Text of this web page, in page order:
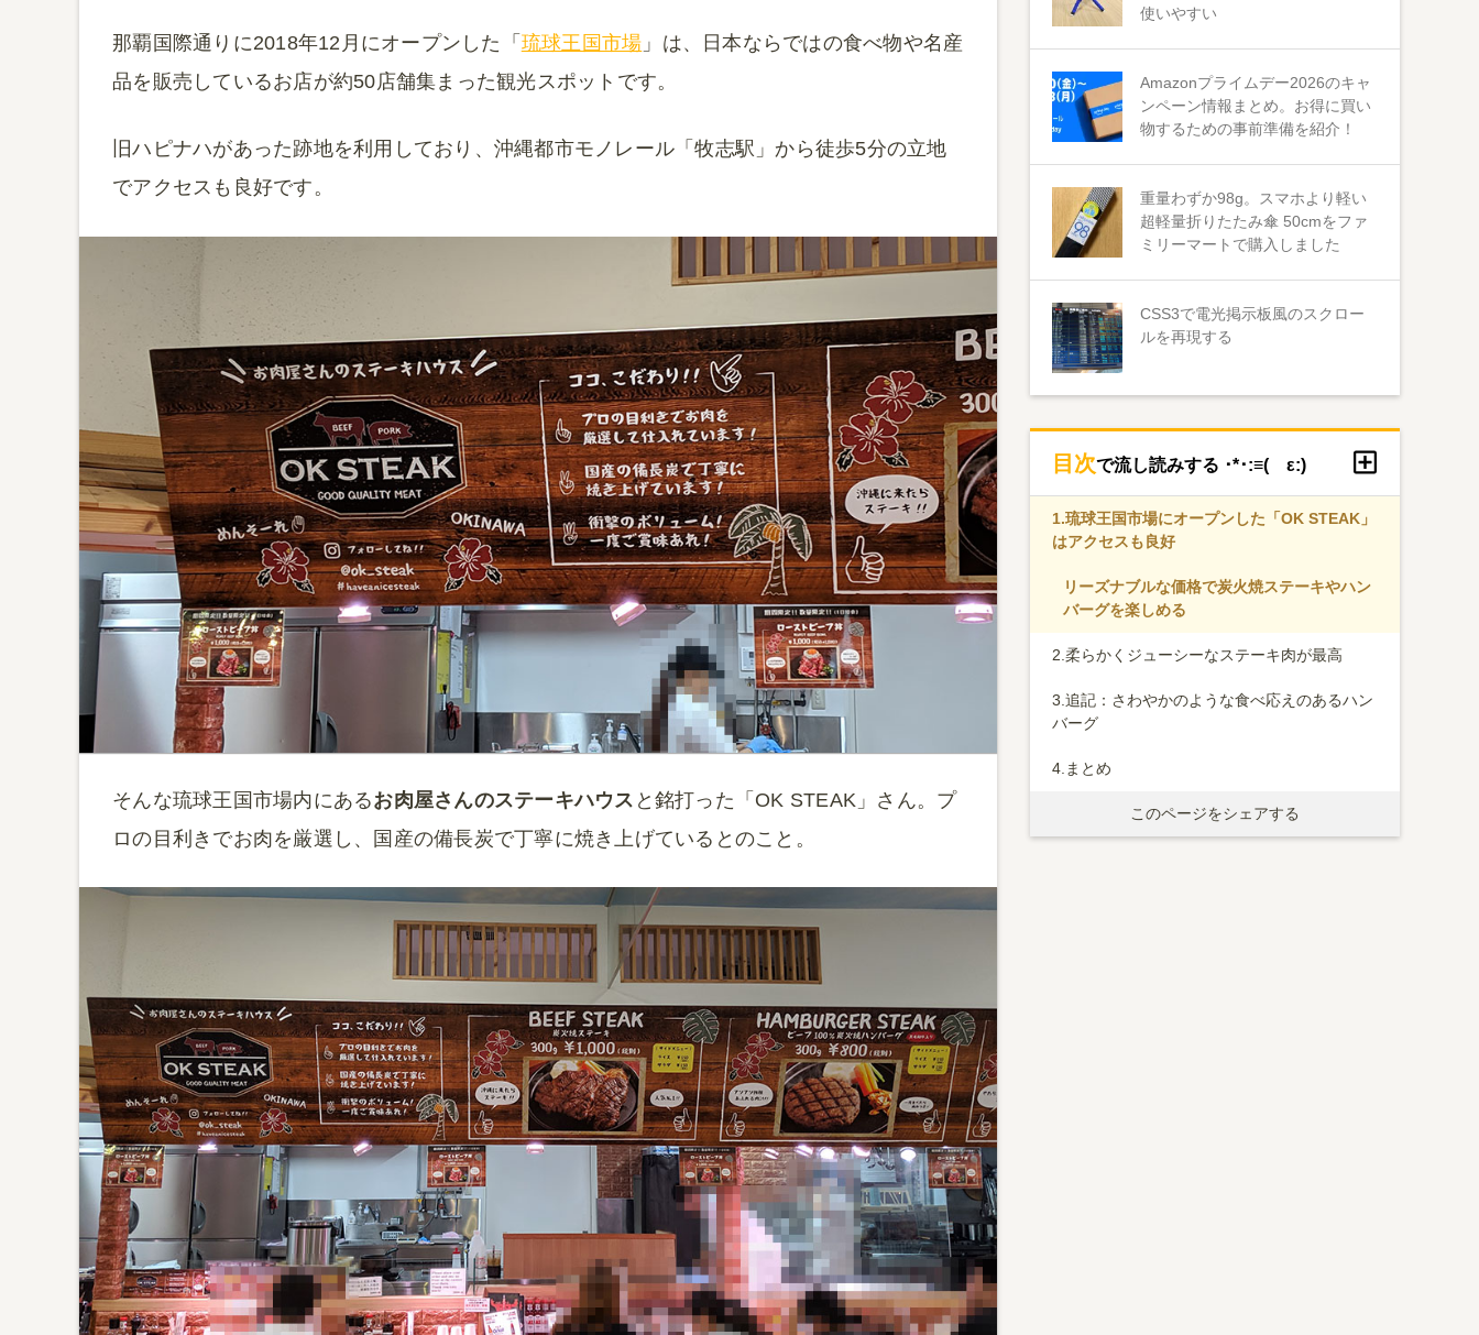
那覇国際通りに2018年12月にオープンした「 琉球王国市場 」は、日本ならではの食べ物や名産
品を販売しているお店が約50店舗集まった観光スポットです。
旧ハピナハがあった跡地を利用しており、沖縄都市モノレール「牧志駅」から徒歩5分の立地
でアクセスも良好です。
そんな琉球王国市場内にあるお肉屋さんのステーキハウス と銘打った「OK STEAK」さん。プ
ロの目利きでお肉を厳選し、国産の備長炭で丁寧に焼き上げているとのこと。
使いやすい
Amazonプライムデー2026のキャ
ンペーン情報まとめ。お得に買い
物するための事前準備を紹介！
重量わずか98g。スマホより軽い
超軽量折りたたみ傘 50cmをファ
ミリーマートで購入しました
CSS3で電光掲示板風のスクロー
ルを再現する
目次で流し読みする ･*･:≡( ε:)
1.琉球王国市場にオープンした「OK STEAK」
はアクセスも良好
リーズナブルな価格で炭火焼ステーキやハン
バーグを楽しめる
2. 柔らかくジューシーなステーキ肉が最高
3. 追記：さわやかのような食べ応えのあるハン
バーグ
4. まとめ
このページをシェアする